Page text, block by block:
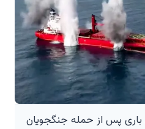
پس از حمله جنگجویان